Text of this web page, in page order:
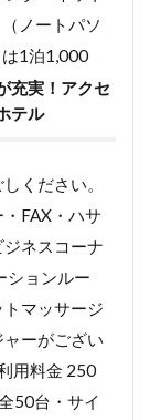
充実！アクセ
テル
ノートパソ
1泊1,000
ください。
FAX・ハサ
ネスコーナ
ションルー
マッサージ
ーがござい
用料金 250
50台・サイ